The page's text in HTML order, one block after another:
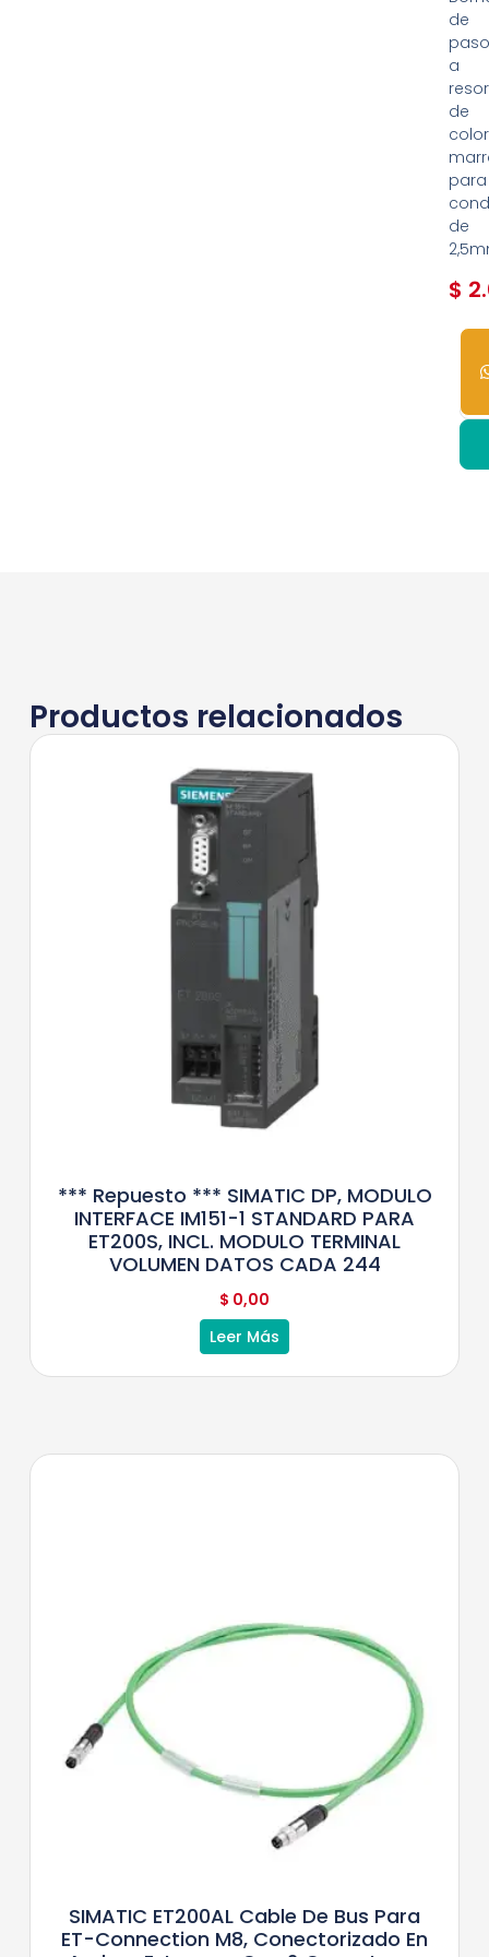
de
a
de
color
para
de
$
25
Productos relacionados
*** Repuesto *** SIMATIC DP, MODULO
INTERFACE IM151-1 STANDARD PARA
ET200S, INCL. MODULO TERMINAL
VOLUMEN DATOS CADA 244
$ 0,00
Leer Más
SIMATIC ET200AL Cable De Bus Para
ET-Connection M8, Conectorizado En